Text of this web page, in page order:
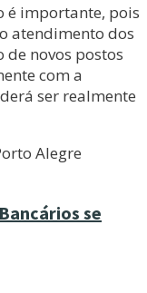
é importante, pois
atendimento dos
de novos postos
com a
ser realmente
Alegre
se